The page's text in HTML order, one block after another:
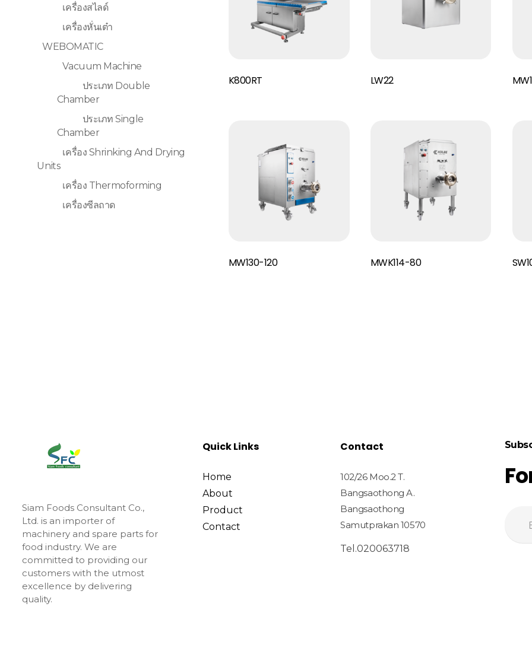
K800RT LW22
MW130-120 MWK114-80
เครื่องสไลด์
เครื่องหั่นเต๋า
WEBOMATIC
Vacuum Machine
ประเภท Double
Chamber
ประเภท Single
Chamber
เครื่อง Shrinking And Drying
Units
เครื่อง Thermoforming
เครื่องซีลถาด
Siam Foods Consultant Co.,
Ltd. is an importer of
machinery and spare parts for
food industry. We are
committed to providing our
customers with the utmost
excellence by delivering
quality.
Quick Links
Home
About
Product
Contact
Contact
102/26 Moo.2 T.
Bangsaothong A.
Bangsaothong
Samutprakan 10570
Tel.020063718